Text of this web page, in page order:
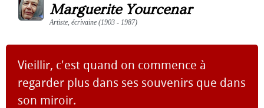
Marguerite Yourcenar
Artiste, écrivaine (1903 - 1987)
Vieillir, c'est quand on commence à
regarder plus dans ses souvenirs que dans
son miroir.